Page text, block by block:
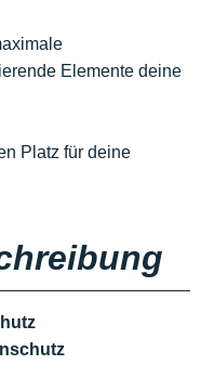
Elemente deine
Platz für deine